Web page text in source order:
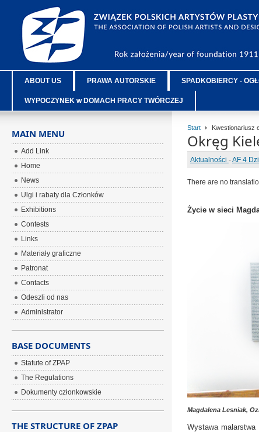
ABOUT US PRAWA AUTORSKIE SPADKOBIERCY -
WYPOCZYNEK w DOMACH PRACY TWÓRCZEJ
Start Kwestionariusz
Okręg
Aktualności -AF 4
There are no
Życie w sieci
Magdalena Lesniak,
Wystawa
MAIN MENU
Add Link
Home
News
Ulgi i rabaty dla Członków
Exhibitions
Contests
Links
Materiały graficzne
Patronat
Contacts
Odeszli od nas
Administrator
BASE DOCUMENTS
Statute of ZPAP
The Regulations
Dokumenty członkowskie
THE STRUCTURE OF ZPAP